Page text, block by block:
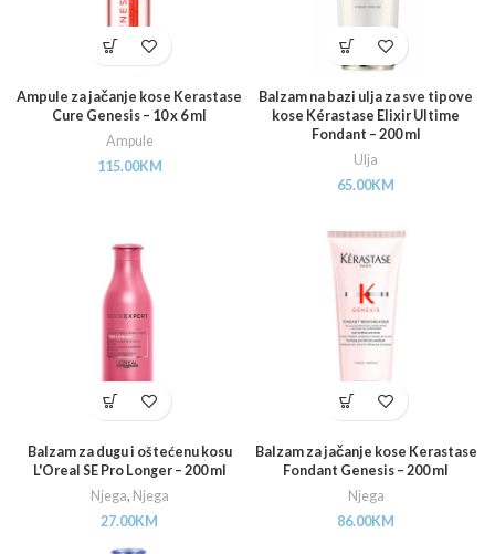
Ampule za jačanje kose Kerastase
Cure Genesis – 10 x 6 ml
Ampule
115.00KM
Balzam na bazi ulja za sve tipove
kose Kérastase Elixir Ultime
Fondant – 200 ml
Ulja
65.00KM
Balzam za dugu i oštećenu kosu
L'Oreal SE Pro Longer – 200 ml
Njega, Njega
27.00KM
Balzam za jačanje kose Kerastase
Fondant Genesis – 200 ml
Njega
86.00KM